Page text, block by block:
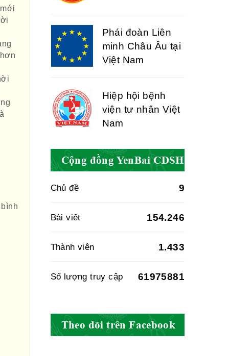
minh Châu Âu tại
Việt Nam
viện tư nhân Việt
Nam
dược cổ truyền -
BYT
nghiệp dược Việt
Hội Đông Y Việt
Cộng đồng YenBai CDSH
Chủ đề 9
Bài viết 154.246
Thành viên 1.433
Số lượng truy cập 61975881
Theo dõi trên Facebook